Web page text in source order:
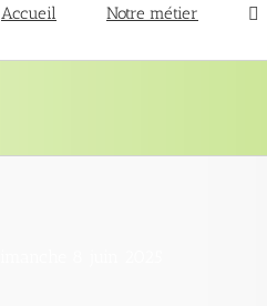
Accueil Notre métier